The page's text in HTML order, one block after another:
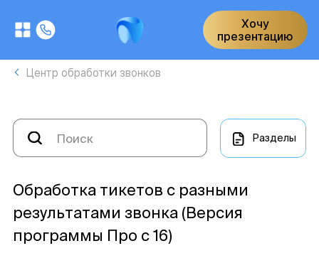
Хочу
презентацию
Центр обработки звонков
Разделы
Обработка тикетов с разными
результатами звонка (Версия
программы Про с 16)